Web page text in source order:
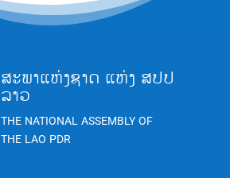
ສະພາແຫ່ງຊາດ ແຫ່ງ ສປປ
ລາວ
THE NATIONAL ASSEMBLY OF
THE LAO PDR